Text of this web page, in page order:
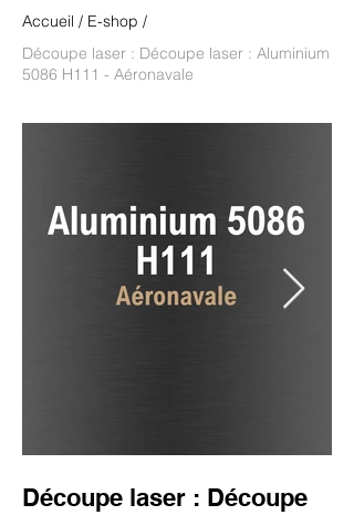
Accueil / E-shop /
Découpe laser : Découpe laser : Aluminium
5086 H111 - Aéronavale
Découpe laser : Découpe